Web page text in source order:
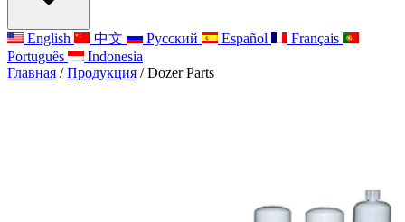
English 中文 Русский Español
Français
Português
Indonesia
Главная / Продукция / Dozer Parts